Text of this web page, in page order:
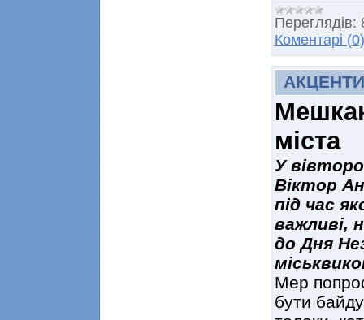
Переглядів:
Коментарі (0)
АКЦЕНТИ
міста
У
Віктор
під час
важливі,
до Дня
Мер
бути